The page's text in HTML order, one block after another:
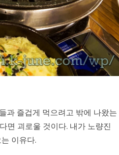
과 즐겁게 먹으려고 밖에 나왔는
면 괴로울 것이다. 내가 노량진
이유다.